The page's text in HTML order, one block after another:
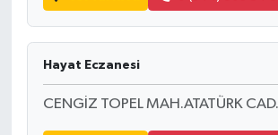
Hayat Eczanesi
CENGİZ TOPEL MAH.ATATÜRK